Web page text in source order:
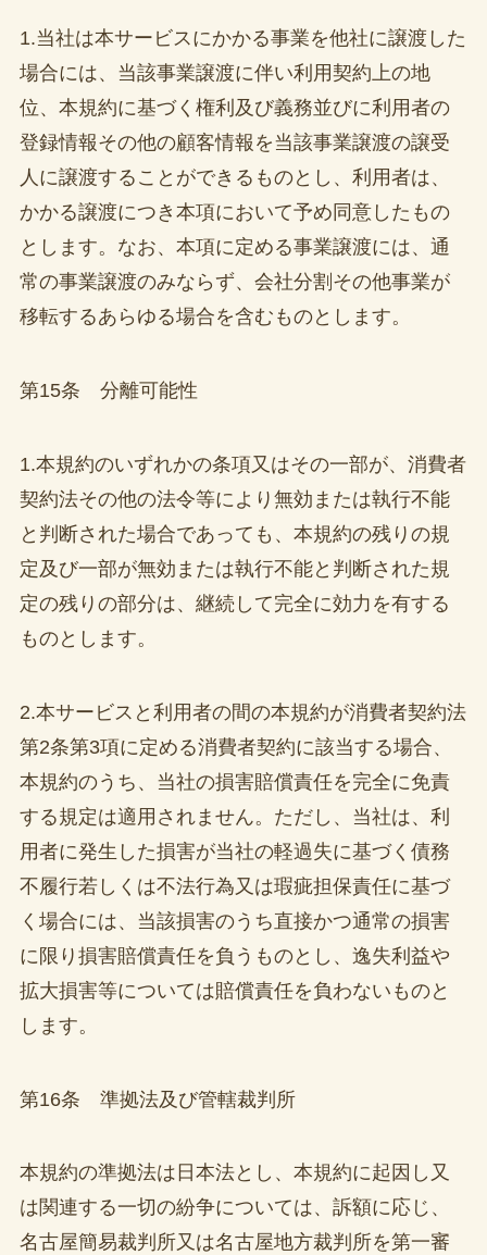
1.当社は本サービスにかかる事業を他社に譲渡した
場合には、当該事業譲渡に伴い利用契約上の地
位、本規約に基づく権利及び義務並びに利用者の
登録情報その他の顧客情報を当該事業譲渡の譲受
人に譲渡することができるものとし、利用者は、
かかる譲渡につき本項において予め同意したもの
とします。なお、本項に定める事業譲渡には、通
常の事業譲渡のみならず、会社分割その他事業が
移転するあらゆる場合を含むものとします。
第15条 分離可能性
1.本規約のいずれかの条項又はその一部が、消費者
契約法その他の法令等により無効または執行不能
と判断された場合であっても、本規約の残りの規
定及び一部が無効または執行不能と判断された規
定の残りの部分は、継続して完全に効力を有する
ものとします。
2.本サービスと利用者の間の本規約が消費者契約法
第2条第3項に定める消費者契約に該当する場合、
本規約のうち、当社の損害賠償責任を完全に免責
する規定は適用されません。ただし、当社は、利
用者に発生した損害が当社の軽過失に基づく債務
不履行若しくは不法行為又は瑕疵担保責任に基づ
く場合には、当該損害のうち直接かつ通常の損害
に限り損害賠償責任を負うものとし、逸失利益や
拡大損害等については賠償責任を負わないものと
します。
第16条 準拠法及び管轄裁判所
本規約の準拠法は日本法とし、本規約に起因し又
は関連する一切の紛争については、訴額に応じ、
名古屋簡易裁判所又は名古屋地方裁判所を第一審